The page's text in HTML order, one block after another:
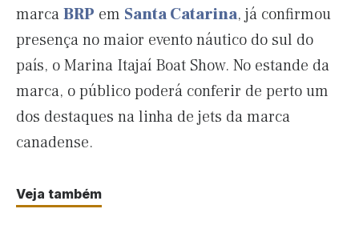
marcaBRP em Santa Catarina, já confirmou
presença no maior evento náutico do sul do
país, o Marina Itajaí Boat Show. No estande da
marca, o público poderá conferir de perto um
dos destaques na linha de jets da marca
canadense.
Veja também